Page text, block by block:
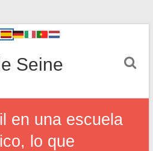
Seine
en una escuela
lo que